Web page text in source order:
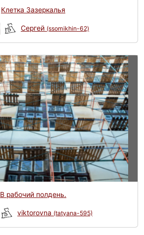
Клетка Зазеркалья
Сергей (ssomikhin-62)
В рабочий полдень.
viktorovna (tatyana-595)